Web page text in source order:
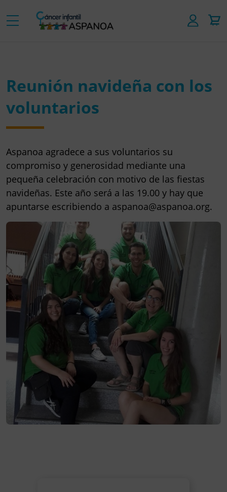
Reunión navideña con los
voluntarios
Aspanoa agradece a sus voluntarios su
compromiso y generosidad mediante una
pequeña celebración con motivo de las fiestas
navideñas. Este año será a las 19.00 y hay que
apuntarse escribiendo a aspanoa@aspanoa.org.